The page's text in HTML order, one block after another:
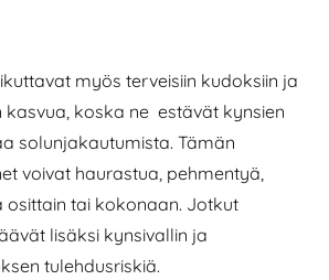
myös terveisiin kudoksiin ja
kasvua, koska ne estävät kynsien
solunjakautumista. Tämän
voivat haurastua, pehmentyä,
tai kokonaan. Jotkut
lisäksi kynsivallin ja
tulehdusriskiä.